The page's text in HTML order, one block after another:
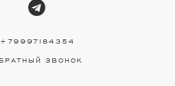
+79997184354
ЗВОНОК